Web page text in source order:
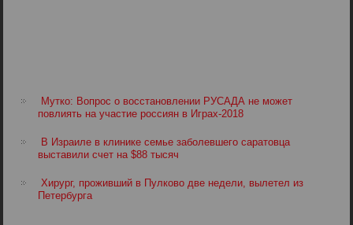
Мутко: Вопрос о восстановлении РУСАДА не может
повлиять на участие россиян в Играх-2018
В Израиле в клинике семье заболевшего саратовца
выставили счет на $88 тысяч
Хирург, проживший в Пулково две недели, вылетел из
Петербурга